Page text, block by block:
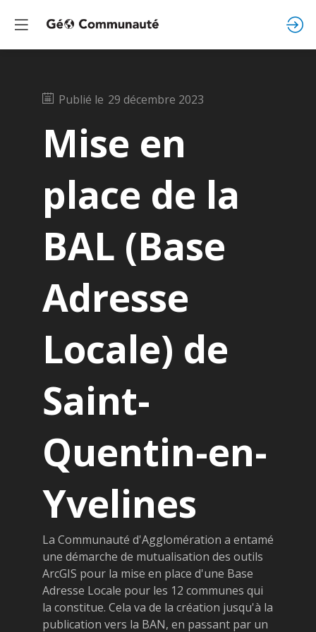
Publié le 29 décembre 2023
Mise en
place de la
BAL (Base
Adresse
Locale) de
Saint-
Quentin-en-
Yvelines
La Communauté d'Agglomération a entamé
une démarche de mutualisation des outils
ArcGIS pour la mise en place d'une Base
Adresse Locale pour les 12 communes qui
la constitue. Cela va de la création jusqu'à la
publication vers la BAN, en passant par un